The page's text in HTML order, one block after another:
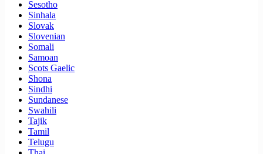
Sesotho
Sinhala
Slovak
Slovenian
Somali
Samoan
Scots Gaelic
Shona
Sindhi
Sundanese
Swahili
Tajik
Tamil
Telugu